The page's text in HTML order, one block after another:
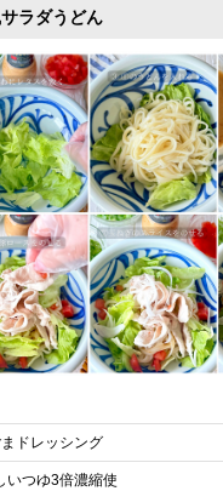
ラダうどん
ドレッシング
いつゆ3倍濃縮使